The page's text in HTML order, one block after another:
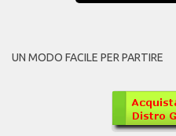
UN MODO FACILE PER PARTIRE